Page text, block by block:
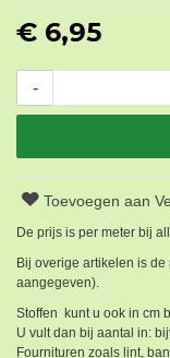
€ 6,95
-
Toevoegen aan
De prijs is per meter bij
Bij overige artikelen is
aangegeven).
Stoffen kunt u ook in cm
U vult dan bij aantal in:
Fournituren zoals lint,